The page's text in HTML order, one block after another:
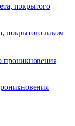
покрытого лаком